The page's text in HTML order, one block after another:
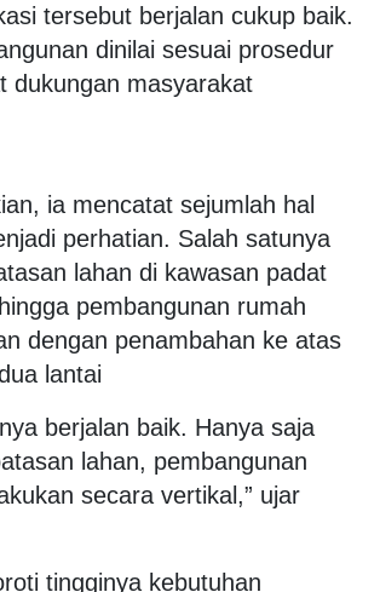
tersebut berjalan cukup baik.
dinilai sesuai prosedur
dukungan masyarakat
ia mencatat sejumlah hal
perhatian. Salah satunya
lahan di kawasan padat
pembangunan rumah
dengan penambahan ke atas
lantai
berjalan baik. Hanya saja
lahan, pembangunan
secara vertikal,” ujar
tingginya kebutuhan